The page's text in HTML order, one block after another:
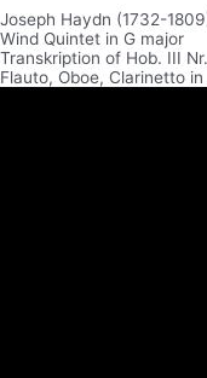
Joseph Haydn (1732-
Wind Quintet in G major
Transkription of Hob. III
Flauto, Oboe, Clarinetto